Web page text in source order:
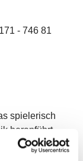
- 746 81
spielerisch
heranführt.
mit Freude